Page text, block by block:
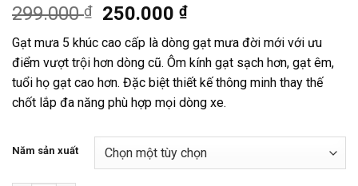
299.000₫
Giá
gốc
là:
299.000 ₫.
250.000₫Giá
tại
là:
250.000 ₫.
Gạt mưa 5 khúc cao cấp là dòng gạt mưa đời mới với ưu
điểm vượt trội hơn dòng cũ. Ôm kính gạt sạch hơn, gạt êm,
tuổi họ gạt cao hơn. Đặc biệt thiết kế thông minh thay thế
chốt lắp đa năng phù hợp mọi dòng xe.
Năm sản xuất